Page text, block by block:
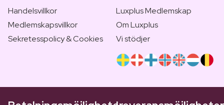
Handelsvillkor
Medlemskapsvillkor
Sekretesspolicy & Cookies
Luxplus Medlemskap
Om Luxplus
Vi stödjer